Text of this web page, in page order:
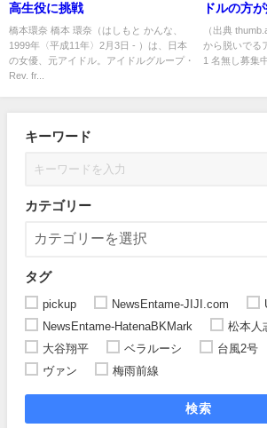
高生役に挑戦
橋本環奈 橋本 環奈（はしもと かんな、
1999年〈平成11年〉2月3日 - ）は、日本
の女優、元アイドル。アイドルグループ・
Rev. fr...
ドルの方
だ！
（出典
から脱いでる
1 名無し募集
キーワード
カテゴリー
タグ
pickup NewsEntame-JIJI.com
NewsEntame-HatenaBKMark
松本人
大谷翔平
ベラルーシ 台風2号
ヴァン
梅雨前線
検索